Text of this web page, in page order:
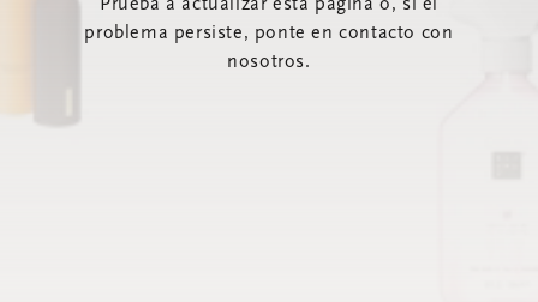
Prueba a actualizar esta página o, si el
problema persiste, ponte en contacto con
nosotros.